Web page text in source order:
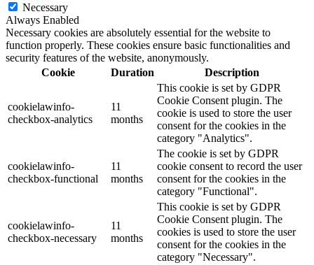
Necessary
Always Enabled
Necessary cookies are absolutely essential for the website to
function properly. These cookies ensure basic functionalities and
security features of the website, anonymously.
Cookie
Duration Description
cookielawinfo-
checkbox-analytics
11
months
This cookie is set by GDPR
Cookie Consent plugin. The
cookie is used to store the user
consent for the cookies in the
category "Analytics".
cookielawinfo-
checkbox-functional
11
months
The cookie is set by GDPR
cookie consent to record the user
consent for the cookies in the
category "Functional".
cookielawinfo-
checkbox-necessary
11
months
This cookie is set by GDPR
Cookie Consent plugin. The
cookies is used to store the user
consent for the cookies in the
category "Necessary".